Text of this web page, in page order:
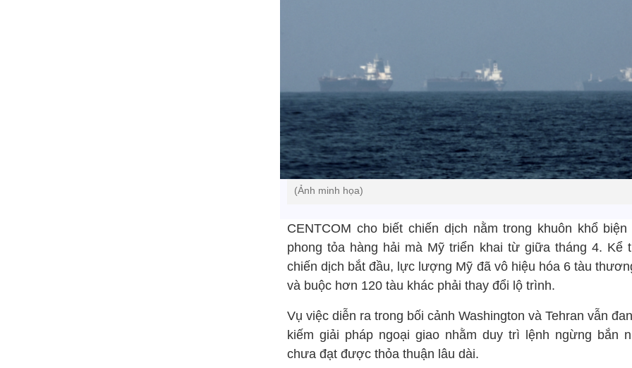
(Ảnh minh họa)
CENTCOM cho biết chiến dịch nằm trong khuôn khổ biện
phong tỏa hàng hải mà Mỹ triển khai từ giữa tháng 4. Kể
chiến dịch bắt đầu, lực lượng Mỹ đã vô hiệu hóa 6 tàu
và buộc hơn 120 tàu khác phải thay đổi lộ trình.
Vụ việc diễn ra trong bối cảnh Washington và Tehran vẫn
kiếm giải pháp ngoại giao nhằm duy trì lệnh ngừng bắn
chưa đạt được thỏa thuận lâu dài.